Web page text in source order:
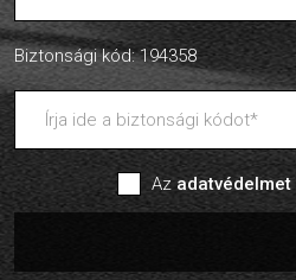
Biztonsági kód: 194358
Azadatvédelmet